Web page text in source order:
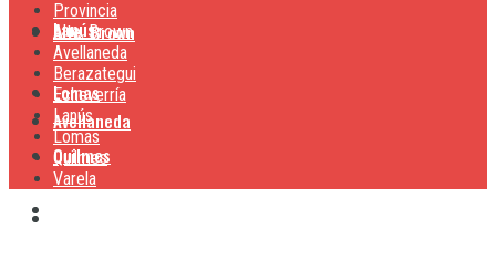
Lanús
Lomas
Quilmes
Alte. Brown
Avellaneda
Provincia
Alte. Brown
Avellaneda
Berazategui
Echeverría
Lanús
Lomas
Quilmes
Varela